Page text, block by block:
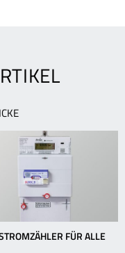
FÜR ALLE